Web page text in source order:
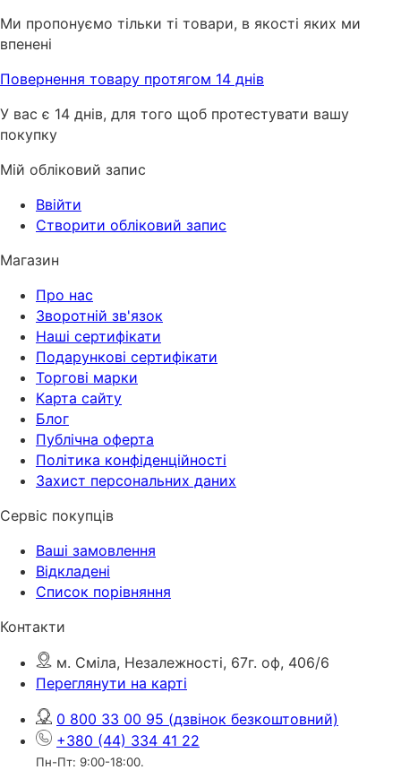
Ми пропонуємо тільки ті товари, в якості яких ми
впенені
Повернення товару протягом 14 днів
У вас є 14 днів, для того щоб протестувати вашу
покупку
Мій обліковий запис
Ввійти
Створити обліковий запис
Магазин
Про нас
Зворотній зв'язок
Наші сертифікати
Подарункові сертифікати
Торгові марки
Карта сайту
Блог
Публічна оферта
Політика конфіденційності
Захист персональних даних
Сервіс покупців
Ваші замовлення
Відкладені
Список порівняння
Контакти
м. Сміла, Незалежності, 67г. оф, 406/6
Переглянути на карті
0 800 33 00 95 (дзвінок безкоштовний)
+380 (44) 334 41 22
Пн-Пт: 9:00-18:00.